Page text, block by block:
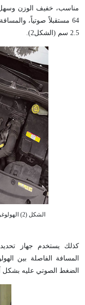
مناسب، خفيف الوزن
64 مستقبلاً صوتياً،
2.5 سم (الشكل2).
الشكل (2)
كذلك يستخدم جهاز
المسافة الفاصلة بين
الضغط الصوتي عليه بشكل